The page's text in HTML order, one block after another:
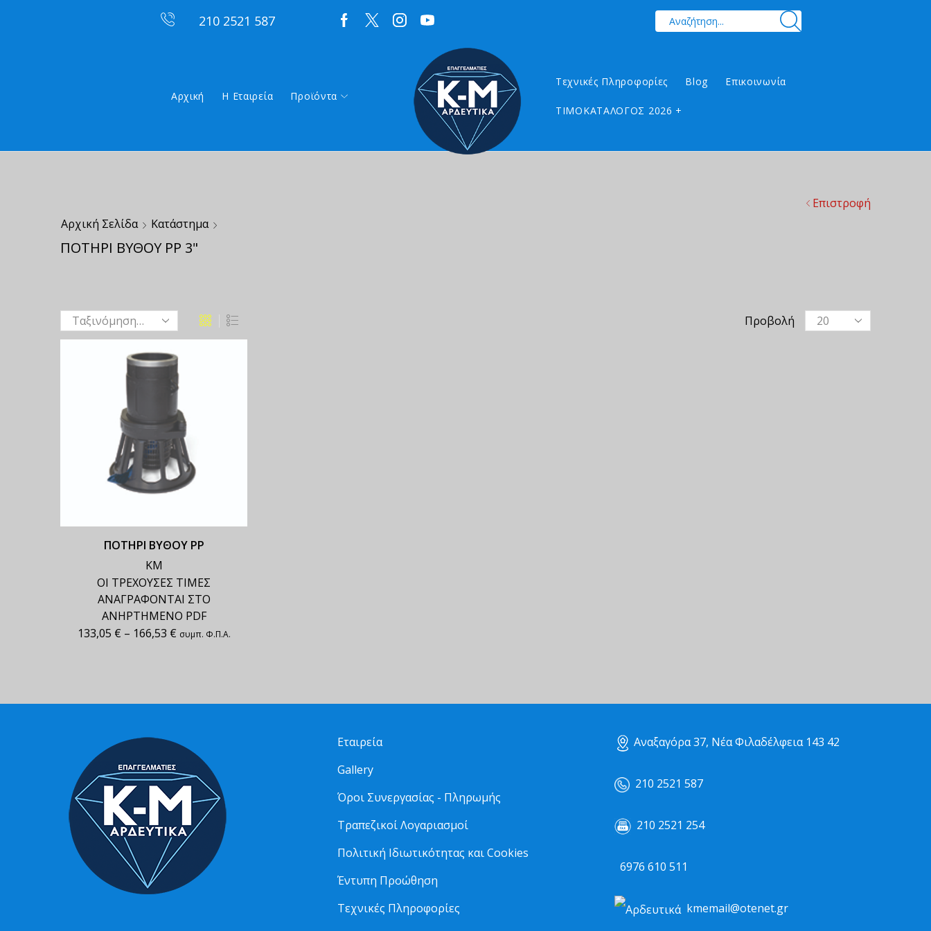
210 2521 587
Αρχική Η Εταιρεία Προϊόντα
Τεχνικές Πληροφορίες Blog Επικοινωνία
ΤΙΜΟΚΑΤΑΛΟΓΟΣ 2026 +
Αρχική Σελίδα Κατάστημα
ΠΟΤΗΡΙ ΒΥΘΟΥ ΡΡ 3"
Επιστροφή
Προβολή
ΠΟΤΗΡΙ ΒΥΘΟΥ ΡΡ
ΚΜ
ΟΙ ΤΡΕΧΟΥΣΕΣ ΤΙΜΕΣ
ΑΝΑΓΡΑΦΟΝΤΑΙ ΣΤΟ
ΑΝΗΡΤΗΜΕΝΟ PDF
133,05 € – 166,53 € συμπ. Φ.Π.Α.
Εταιρεία
Gallery
Όροι Συνεργασίας - Πληρωμής
Τραπεζικοί Λογαριασμοί
Πολιτική Ιδιωτικότητας και Cookies
Έντυπη Προώθηση
Τεχνικές Πληροφορίες
Αναξαγόρα 37, Νέα Φιλαδέλφεια 143 42
210 2521 587
210 2521 254
6976 610 511
kmemail@otenet.gr